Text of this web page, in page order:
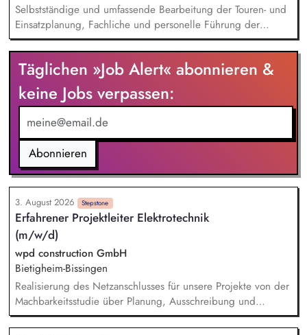
Selbstständige und umfassende Bearbeitung der Touren- und
Einsatzplanung, Fachliche und personelle Führung der
eingesetzten Fahrer, Sicherstellung der Betriebsbereitschaft
der technischen Ausrüstung sowie unserer Fahrzeuge,
Erstellung und Pflege von Arbeitsanweisungen,
Arbeitsrichtlinien und Ablaufplänen, Laufende Überprüfung
und Optimierung der Logistikprozesse, Ansprechpartner im
Tagesgeschäft für unsere Kunden, Bearbeitung aller
kaufmännischen/administrativen Themen im Tagesgeschäft
Täglichen »Job Alert« abonnieren &
keine Jobs verpassen:
Abonnieren
3. August 2026 Stepstone
Erfahrener Projektleiter Elektrotechnik
(m/w/d)
wpd construction GmbH
Bietigheim-Bissingen
Realisierung des Netzanschlusses für unsere Projekte von der
Machbarkeitsstudie über Planung, Ausschreibung und
Vergabe, die Bauleitung und -koordination bis zur Abnahme
der Leistungen und deren Übergabe an den Investor.